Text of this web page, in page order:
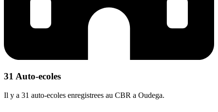
31 Auto-ecoles
Il y a 31 auto-ecoles enregistrees au CBR a Oudega.